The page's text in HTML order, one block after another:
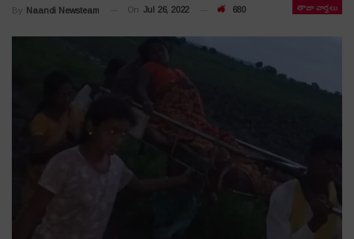
తాజా వార్తలు
By Naandi Newsteam On Jul 26, 2022 680